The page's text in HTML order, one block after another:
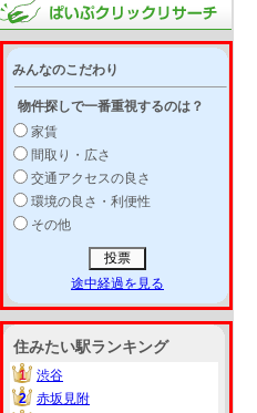
みんなのこだわり
物件探しで一番重視するのは？
家賃
間取り・広さ
交通アクセスの良さ
環境の良さ・利便性
その他
途中経過を見る
住みたい駅ランキング
1
1
渋谷
2
2
赤坂見附